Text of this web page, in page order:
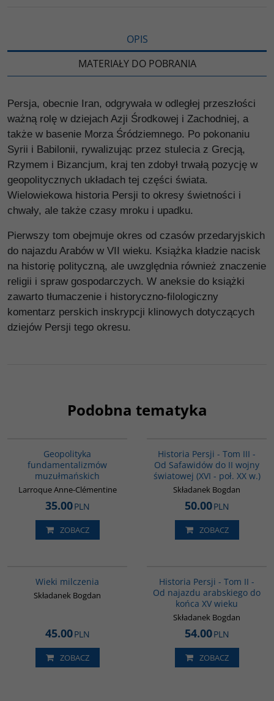
OPIS
MATERIAŁY DO POBRANIA
Persja, obecnie Iran, odgrywała w odległej przeszłości
ważną rolę w dziejach Azji Środkowej i Zachodniej, a
także w basenie Morza Śródziemnego. Po pokonaniu
Syrii i Babilonii, rywalizując przez stulecia z Grecją,
Rzymem i Bizancjum, kraj ten zdobył trwałą pozycję w
geopolitycznych układach tej części świata.
Wielowiekowa historia Persji to okresy świetności i
chwały, ale także czasy mroku i upadku.
Pierwszy tom obejmuje okres od czasów przedaryjskich
do najazdu Arabów w VII wieku. Książka kładzie nacisk
na historię polityczną, ale uwzględnia również znaczenie
religii i spraw gospodarczych. W aneksie do książki
zawarto tłumaczenie i historyczno-filologiczny
komentarz perskich inskrypcji klinowych dotyczących
dziejów Persji tego okresu.
Podobna tematyka
Geopolityka
fundamentalizmów
muzułmańskich
Larroque Anne-Clémentine
35.00PLN
ZOBACZ
Historia Persji - Tom III -
Od Safawidów do II wojny
światowej (XVI - poł. XX w.)
Składanek Bogdan
50.00PLN
ZOBACZ
Wieki milczenia
Składanek Bogdan
45.00PLN
ZOBACZ
Historia Persji - Tom II -
Od najazdu arabskiego do
końca XV wieku
Składanek Bogdan
54.00PLN
ZOBACZ